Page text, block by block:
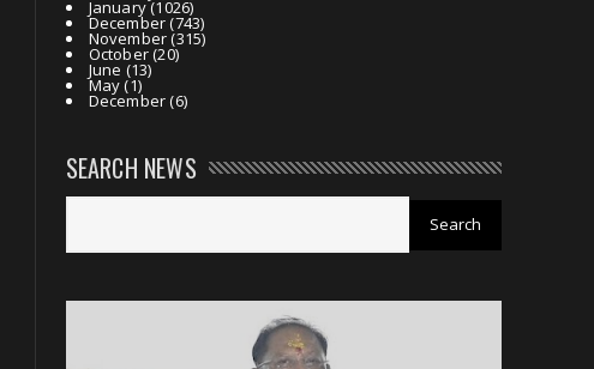
January(1026)
December(743)
November(315)
October(20)
June (13)
May(1)
December(6)
SEARCH NEWS